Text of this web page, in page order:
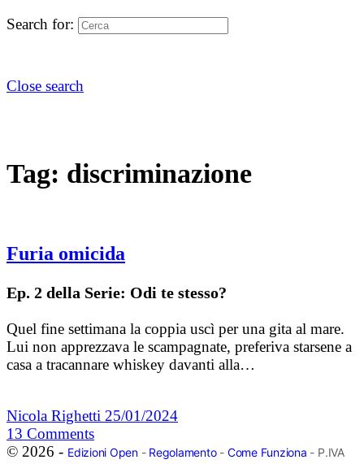
Search for:
Close search
Tag: discriminazione
Furia omicida
Ep. 2 della Serie: Odi te stesso?
Quel fine settimana la coppia uscì per una gita al mare.
Lui non apprezzava le scampagnate, preferiva starsene a
casa a tracannare whiskey davanti alla…
Nicola Righetti 25/01/2024
13 Comments
© 2026 - Edizioni Open- Regolamento- Come Funziona - P.IVA